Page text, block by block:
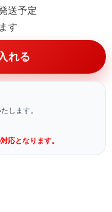
送予定
す
れる
します。
応となります。